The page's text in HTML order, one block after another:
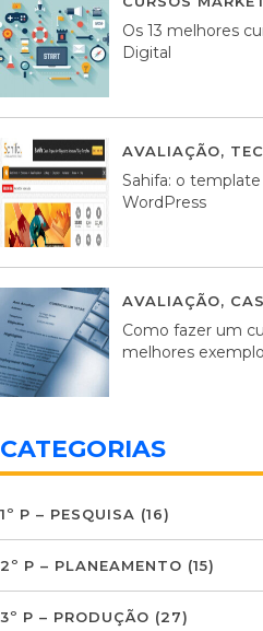
Os 13 melhores
Digital
AVALIAÇÃO,
Sahifa: o
WordPress
AVALIAÇÃO,
Como fazer um
melhores
CATEGORIAS
1º P – PESQUISA (16)
2º P – PLANEAMENTO (15)
3º P – PRODUÇÃO (27)